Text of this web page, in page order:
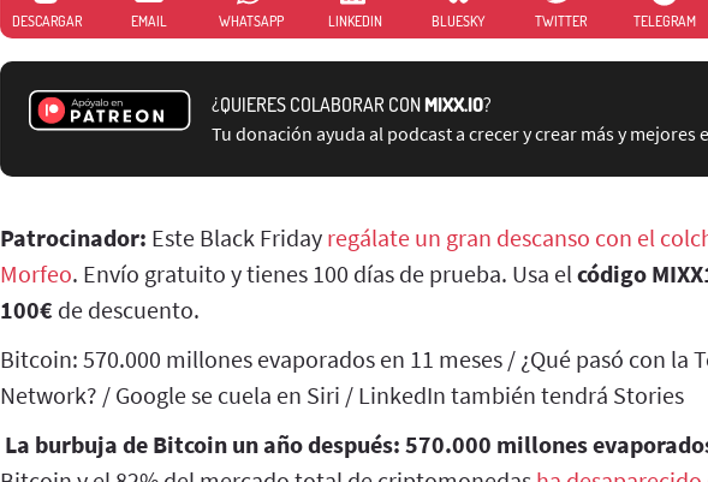
DESCARGAR EMAIL WHATSAPP LINKEDIN BLUESKY TWITTER TELEGRAM
¿QUIERES COLABORAR CONMIXX.IO?
Tu donación ayuda al podcast a crecer y crear más y mejores
Patrocinador: Este Black Friday regálate un gran descanso con el
Morfeo. Envío gratuito y tienes 100 días de prueba. Usa el código
100€ de descuento.
Bitcoin: 570.000 millones evaporados en 11 meses / ¿Qué pasó con la
Network? / Google se cuela en Siri / LinkedIn también tendrá Stories
La burbuja de Bitcoin un año después: 570.000 millones